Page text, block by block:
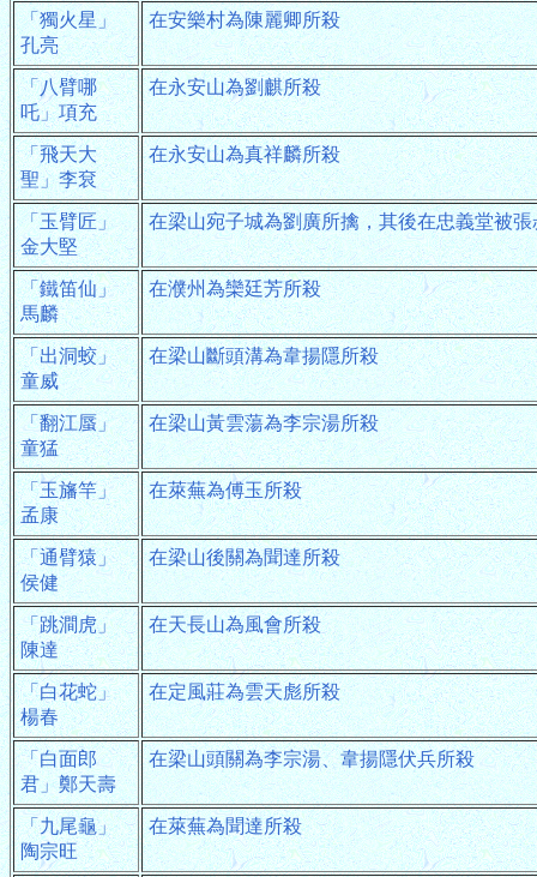
「獨火星」
孔亮
在安樂村為陳麗卿所殺
「八臂哪
吒」項充
在永安山為劉麒所殺
「飛天大
聖」李袞
在永安山為真祥麟所殺
「玉臂匠」
金大堅
在梁山宛子城為劉廣所擒，其後在忠義堂被
「鐵笛仙」
馬麟
在濮州為欒廷芳所殺
「出洞蛟」
童威
在梁山斷頭溝為韋揚隱所殺
「翻江蜃」
童猛
在梁山黃雲蕩為李宗湯所殺
「玉旛竿」
孟康
在萊蕪為傅玉所殺
「通臂猿」
侯健
在梁山後關為聞達所殺
「跳澗虎」
陳達
在天長山為風會所殺
「白花蛇」
楊春
在定風莊為雲天彪所殺
「白面郎
君」鄭天壽
在梁山頭關為李宗湯、韋揚隱伏兵所殺
「九尾龜」
陶宗旺
在萊蕪為聞達所殺